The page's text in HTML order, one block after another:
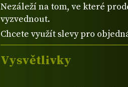
Nezáleží na tom, ve které
vyzvednout.
Chcete využít slevy pro
Vysvětlivky